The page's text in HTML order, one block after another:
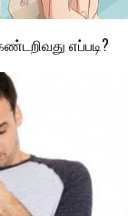
எப்படி?